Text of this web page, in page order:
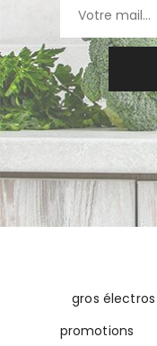
gros électros
promotions